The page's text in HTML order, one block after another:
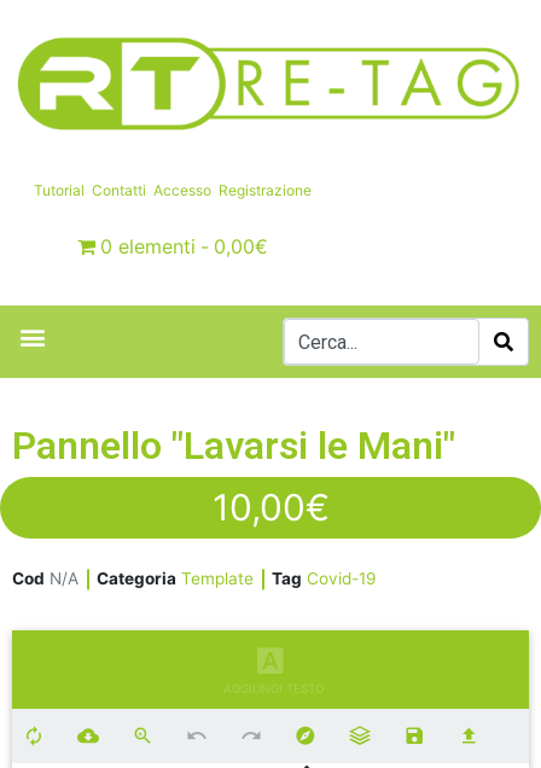
Tutorial Contatti Accesso Registrazione
0 elementi 0,00€
Pannello "Lavarsi le Mani"
10,00€
Cod N/A Categoria Template Tag Covid-19
AGGIUNGI TESTO